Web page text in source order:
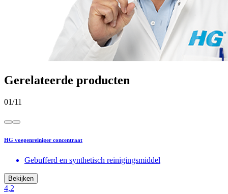
Gerelateerde producten
01/11
HG voegenreiniger concentraat
Gebufferd en synthetisch reinigingsmiddel
Bekijken
4,2